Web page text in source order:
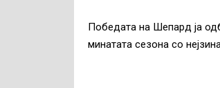
Победата на Шепард ја
минатата сезона со